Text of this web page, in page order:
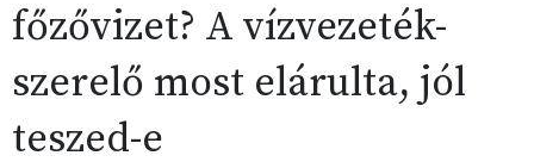
főzővizet? A vízvezeték-
szerelő most elárulta, jól
teszed-e